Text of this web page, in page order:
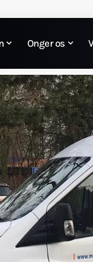
Onger os